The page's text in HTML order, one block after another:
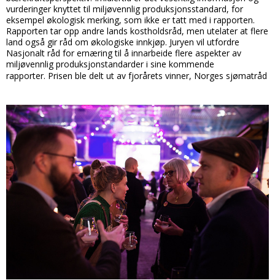
vurderinger knyttet til miljøvennlig produksjonsstandard, for
eksempel økologisk merking, som ikke er tatt med i rapporten.
Rapporten tar opp andre lands kostholdsråd, men utelater at flere
land også gir råd om økologiske innkjøp. Juryen vil utfordre
Nasjonalt råd for ernæring til å innarbeide flere aspekter av
miljøvennlig produksjonstandarder i sine kommende
rapporter. Prisen ble delt ut av fjorårets vinner, Norges sjømatråd